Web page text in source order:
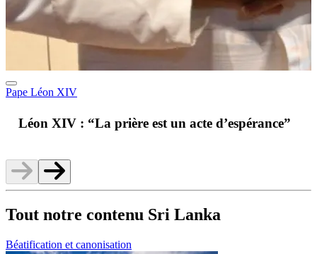
Pape Léon XIV
Léon XIV : “La prière est un acte d’espérance”
Tout notre contenu Sri Lanka
Béatification et canonisation